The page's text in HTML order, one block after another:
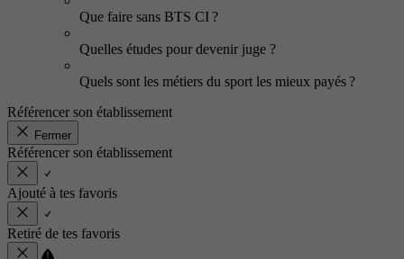
Que faire sans BTS CI ?
Quelles études pour devenir juge ?
Quels sont les métiers du sport les mieux payés ?
Référencer son établissement
Fermer
Référencer son établissement
Ajouté à tes favoris
Retiré de tes favoris